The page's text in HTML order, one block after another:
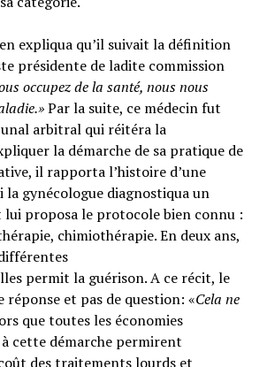
expliqua qu’il suivait la définition
présidente de ladite commission
occupez de la santé, nous nous
Par la suite, ce médecin fut
arbitral qui réitéra la
la démarche de sa pratique de
il rapporta l’histoire d’une
la gynécologue diagnostiqua un
lui proposa le protocole bien connu :
chimiothérapie. En deux ans,
permit la guérison. A ce récit, le
réponse et pas de question: «Cela ne
que toutes les économies
cette démarche permirent
des traitements lourds et